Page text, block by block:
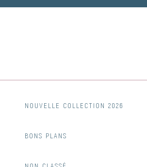
NOUVELLE COLLECTION 2026
BONS PLANS